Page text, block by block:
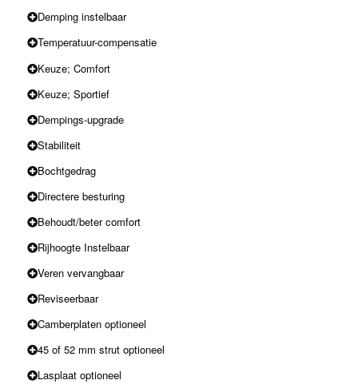
Demping instelbaar
Temperatuur-compensatie
Keuze; Comfort
Keuze; Sportief
Dempings-upgrade
Stabiliteit
Bochtgedrag
Directere besturing
Behoudt/beter comfort
Rijhoogte Instelbaar
Veren vervangbaar
Reviseerbaar
Camberplaten optioneel
45 of 52 mm strut optioneel
Lasplaat optioneel